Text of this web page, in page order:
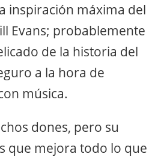
inspiración máxima del
Evans; probablemente
de la historia del
a la hora de
música.
dones, pero su
que mejora todo lo que